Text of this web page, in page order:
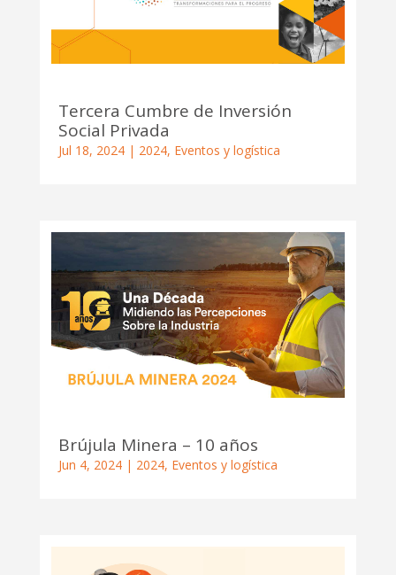
Tercera Cumbre de Inversión
Social Privada
Jul 18, 2024| 2024, Eventos y logística
Brújula Minera – 10 años
Jun 4, 2024| 2024, Eventos y logística